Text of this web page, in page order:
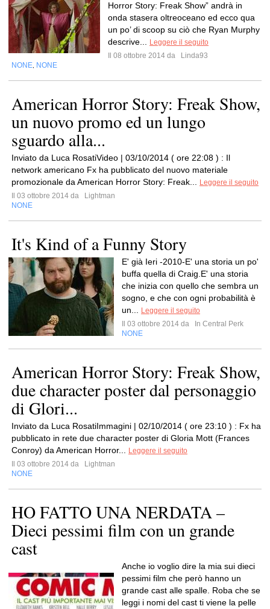
Horror Story: Freak Show” andrà in
onda stasera oltreoceano ed ecco qua
un po’ di scoop su ciò che Ryan Murphy
descrive...
Leggere il seguito
Il 08 ottobre 2014 da
Linda93
NONE NONE
American Horror Story: Freak Show,
un nuovo promo ed un lungo
sguardo alla...
Inviato da Luca RosatiVideo | 03/10/2014 ( ore 22:08 ) : Il
network americano Fx ha pubblicato del nuovo materiale
promozionale da American Horror Story: Freak...
Leggere il seguito
Il 03 ottobre 2014 da
Lightman
NONE
It's Kind of a Funny Story
E' già Ieri -2010-E' una storia un po'
buffa quella di Craig.E' una storia
che inizia con quello che sembra un
sogno, e che con ogni probabilità è
un...
Leggere il seguito
Il 03 ottobre 2014 da
In Central Perk
NONE
American Horror Story: Freak Show,
due character poster dal personaggio
di Glori...
Inviato da Luca RosatiImmagini | 02/10/2014 ( ore 23:10 ) : Fx ha
pubblicato in rete due character poster di Gloria Mott (Frances
Conroy) da American Horror...
Leggere il seguito
Il 03 ottobre 2014 da
Lightman
NONE
HO FATTO UNA NERDATA –
Dieci pessimi film con un grande
cast
Anche io voglio dire la mia sui dieci
pessimi film che però hanno un
grande cast alle spalle. Roba che se
leggi i nomi del cast ti viene la pelle